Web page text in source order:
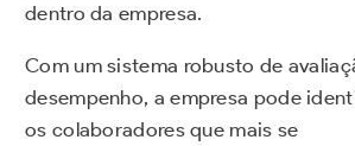
dentro da empresa.
Com um sistema robusto de
desempenho, a empresa pode
os colaboradores que mais se